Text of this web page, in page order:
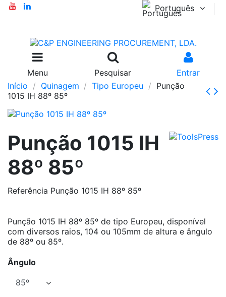
Português
Menu Pesquisar
Entrar
Início
Quinagem Tipo Europeu
Punção
1015 IH 88º 85º
Punção 1015 IH
88º 85º
Referência Punção 1015 IH 88º 85º
Punção 1015 IH 88º 85º de tipo Europeu, disponível
com diversos raios, 104 ou 105mm de altura e ângulo
de 88º ou 85º.
Ângulo